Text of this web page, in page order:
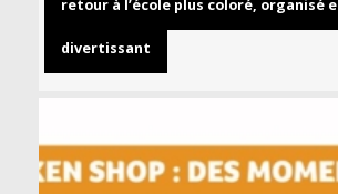
retour à l’école plus coloré, organisé
divertissant